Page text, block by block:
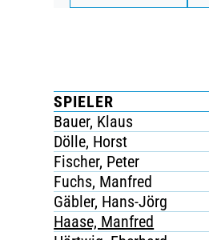
TICKETING
SPIELER
Bauer, Klaus
Dölle, Horst
Fischer, Peter
Fuchs, Manfred
Gäbler, Hans-Jörg
Haase, Manfred